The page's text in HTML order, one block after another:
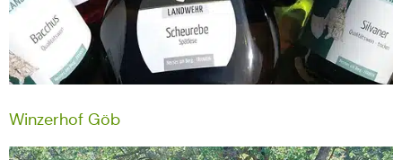
Winzerhof Göb